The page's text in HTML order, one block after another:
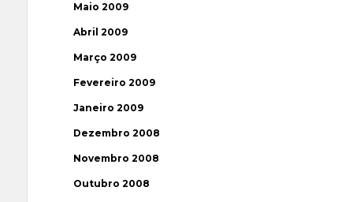
Maio 2009
Abril 2009
Março 2009
Fevereiro 2009
Janeiro 2009
Dezembro 2008
Novembro 2008
Outubro 2008